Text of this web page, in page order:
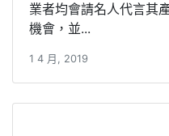
業者均會請名人代言其
機會，並...
1 4 月, 2019